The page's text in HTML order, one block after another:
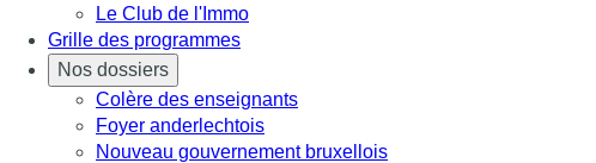
Le Club de l'Immo
Grille des programmes
Nos dossiers
Colère des enseignants
Foyer anderlechtois
Nouveau gouvernement bruxellois